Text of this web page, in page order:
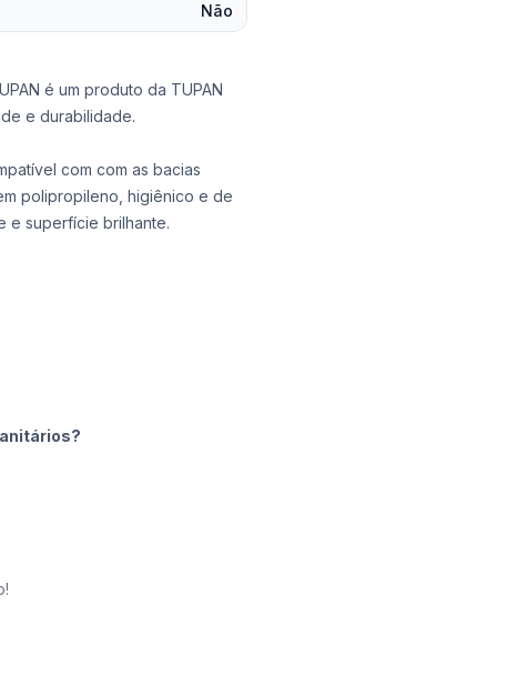
Não
é um produto da TUPAN
e durabilidade.
com com as bacias
polipropileno, higiênico e de
e superfície brilhante.